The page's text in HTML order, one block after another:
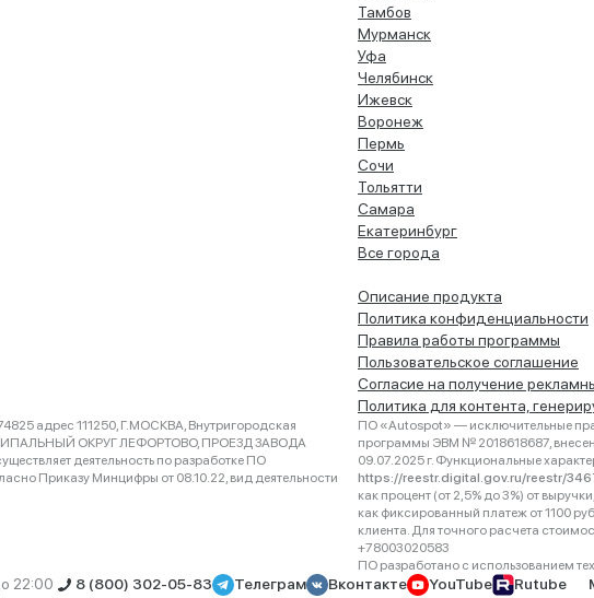
Тамбов
Мурманск
Уфа
Челябинск
Ижевск
Воронеж
Пермь
Сочи
Тольятти
Самара
Екатеринбург
Все города
Описание продукта
Политика конфиденциальности
Правила работы программы
Пользовательское соглашение
Согласие на получение
Политика для контента,
адрес 111250, Г.МОСКВА, Внутригородская
ОКРУГ ЛЕФОРТОВО, ПРОЕЗД ЗАВОДА
деятельность по разработке ПО
Приказу Минцифры от 08.10.22, вид деятельности
ПО «Autospot» — исключительные
программы ЭВМ № 2018618687,
09.07.2025 г. Функциональные
https://reestr.digital.gov.ru/reestr/
как процент (от 2,5% до 3%) от
как фиксированный платеж от 1100
клиента. Для точного расчета
+78003020583
ПО разработано с использованием
22:00 8 (800) 302-05-83 Телеграм Вконтакте YouTube Rutube